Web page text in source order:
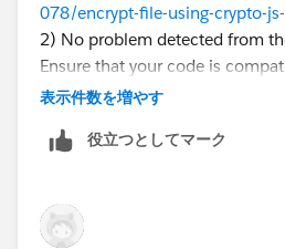
({
scriptsLoaded :
var encrypted
console.log('>
var decrypted
})
078/encrypt-file-using-crypto-
2) No problem detected from
Ensure that your code is
Locker by running the code with
any errors are due to Lightning
valuate.htm
表示件数を増やす
役立つとしてマーク